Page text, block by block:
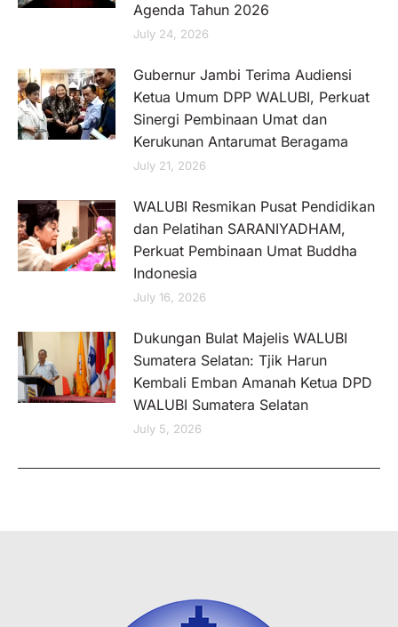
Agenda Tahun 2026
July 24, 2026
Gubernur Jambi Terima Audiensi
Ketua Umum DPP WALUBI, Perkuat
Sinergi Pembinaan Umat dan
Kerukunan Antarumat Beragama
July 21, 2026
WALUBI Resmikan Pusat Pendidikan
dan Pelatihan SARANIYADHAM,
Perkuat Pembinaan Umat Buddha
Indonesia
July 16, 2026
Dukungan Bulat Majelis WALUBI
Sumatera Selatan: Tjik Harun
Kembali Emban Amanah Ketua DPD
WALUBI Sumatera Selatan
July 5, 2026